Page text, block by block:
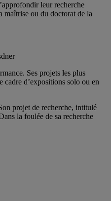
leur recherche
maîtrise ou du doctorat de la
Ses projets les plus
cadre d’expositions solo ou en
projet de recherche, intitulé
la foulée de sa recherche